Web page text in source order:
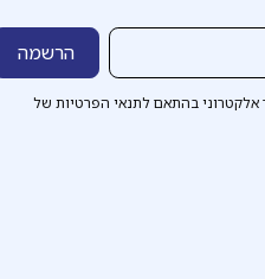
בהתאם לתנאי הפרטיות של